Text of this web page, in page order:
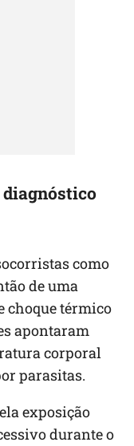
como
de uma
choque térmico
apontaram
corporal
parasitas.
exposição
durante o